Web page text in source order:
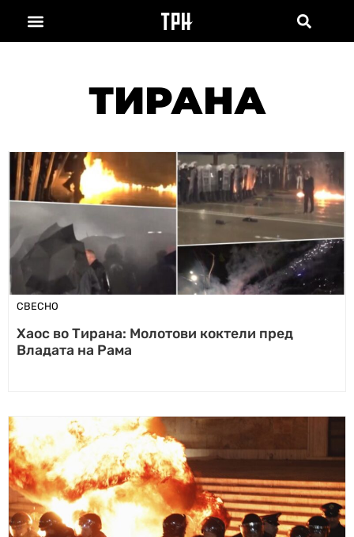
ТИРАНА
СВЕСНО
Хаос во Тирана: Молотови коктели пред
Владата на Рама